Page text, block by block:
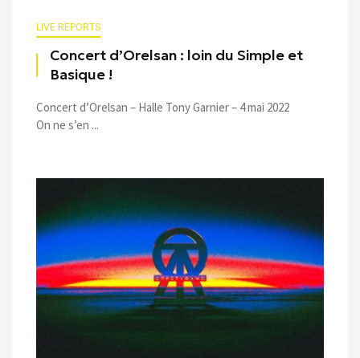
LIVE REPORTS
Concert d’Orelsan : loin du Simple et
Basique !
Concert d’Orelsan – Halle Tony Garnier – 4 mai 2022
On ne s’en ...